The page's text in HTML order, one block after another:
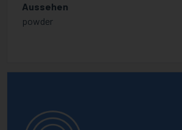
Aussehen
powder